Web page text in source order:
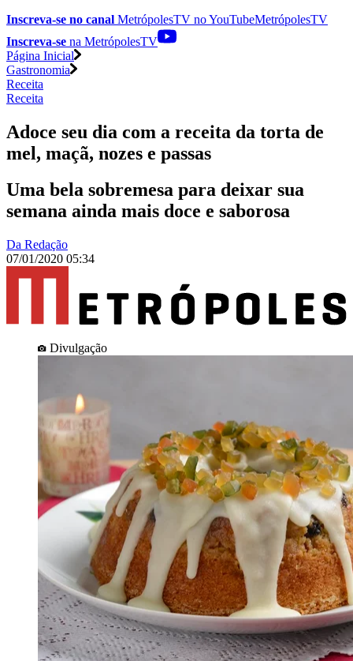
Inscreva-se no canal MetrópolesTV noYouTubeMetrópolesTV
Inscreva-se na MetrópolesTV
Página Inicial
Gastronomia
Receita
Receita
Adoce seu dia com a receita da torta de
mel, maçã, nozes e passas
Uma bela sobremesa para deixar sua
semana ainda mais doce e saborosa
Da Redação
07/01/2020 05:34
Divulgação